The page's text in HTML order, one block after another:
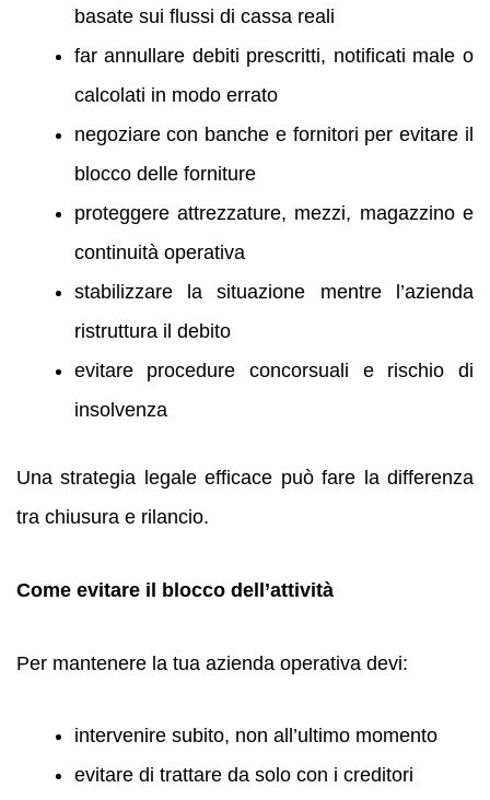
basate sui flussi di cassa reali
far annullare debiti prescritti, notificati male o
calcolati in modo errato
negoziare con banche e fornitori per evitare il
blocco delle forniture
proteggere attrezzature, mezzi, magazzino e
continuità operativa
stabilizzare la situazione mentre l’azienda
ristruttura il debito
evitare procedure concorsuali e rischio di
insolvenza
Una strategia legale efficace può fare la differenza
tra chiusura e rilancio.
Come evitare il blocco dell’attività
Per mantenere la tua azienda operativa devi:
intervenire subito, non all’ultimo momento
evitare di trattare da solo con i creditori